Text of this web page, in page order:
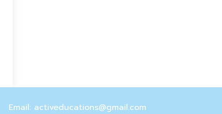
Email: activeducations@gmail.com